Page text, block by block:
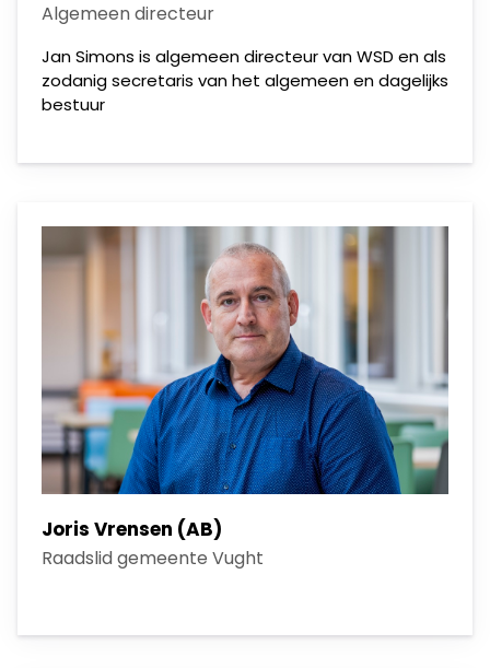
Algemeen directeur
Jan Simons is algemeen directeur van WSD en als
zodanig secretaris van het algemeen en dagelijks
bestuur
Joris Vrensen (AB)
Raadslid gemeente Vught